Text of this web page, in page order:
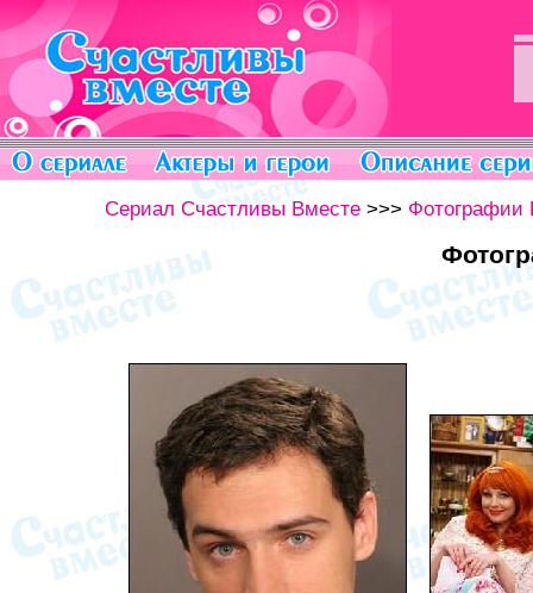
Сериал Счастливы Вместе >>> Фотографии